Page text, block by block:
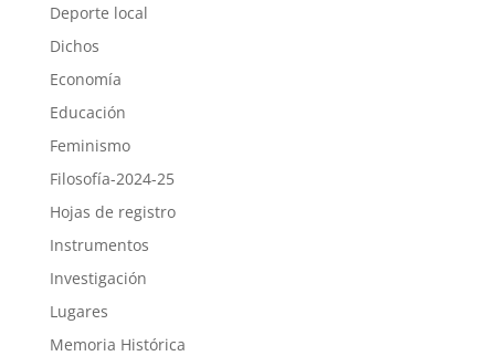
Deporte local
Dichos
Economía
Educación
Feminismo
Filosofía-2024-25
Hojas de registro
Instrumentos
Investigación
Lugares
Memoria Histórica